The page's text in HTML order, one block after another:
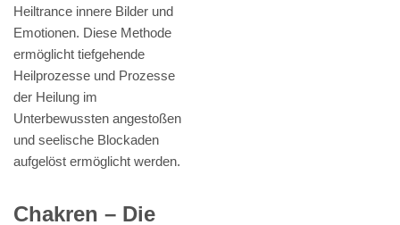
Heiltrance innere Bilder und
Emotionen. Diese Methode
ermöglicht tiefgehende
Heilprozesse und Prozesse
der Heilung im
Unterbewussten angestoßen
und seelische Blockaden
aufgelöst ermöglicht werden.
Chakren – Die